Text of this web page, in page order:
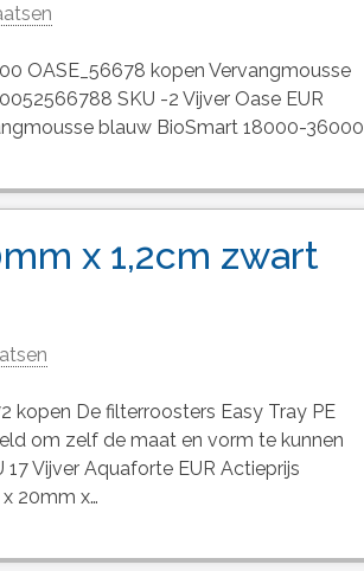
OASE_56678 kopen Vervangmousse
SKU -2 Vijver Oase EUR
blauw BioSmart 18000-36000
x 1,2cm zwart
kopen De filterroosters Easy Tray PE
om zelf de maat en vorm te kunnen
Vijver Aquaforte EUR Actieprijs
20mm x…